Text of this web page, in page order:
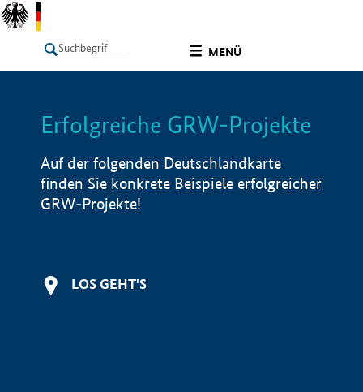
MENÜ
LISTE Info
Erfolgreiche GRW-Projekte
Auf der folgenden Deutschlandkarte
finden Sie konkrete Beispiele erfolgreicher
GRW-Projekte!
LOS GEHT'S